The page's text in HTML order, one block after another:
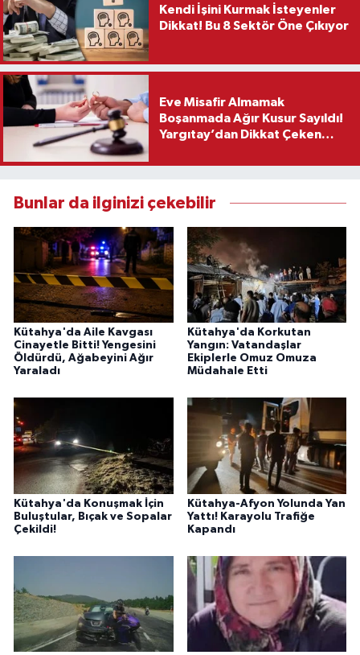
Kendi İşini Kurmak İsteyenler
Dikkat! Bu 8 Sektör Öne Çıkıyor
Eve Misafir Almamak
Boşanmada Ağır Kusur Sayıldı!
Yargıtay’dan Dikkat Çeken
Bunlar da ilginizi çekebilir
Kütahya'da Aile Kavgası
Cinayetle Bitti! Yengesini
Öldürdü, Ağabeyini Ağır
Yaraladı
Kütahya'da Korkutan
Yangın: Vatandaşlar
Ekiplerle Omuz Omuza
Müdahale Etti
Kütahya'da Konuşmak İçin
Buluştular, Bıçak ve Sopalar
Çekildi!
Kütahya-Afyon Yolunda Yan
Yattı! Karayolu Trafiğe
Kapandı